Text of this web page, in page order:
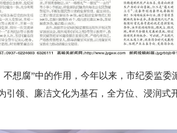
想腐”中的作用，今年以来，市纪委监
领、廉洁文化为基石，全方位、浸润式